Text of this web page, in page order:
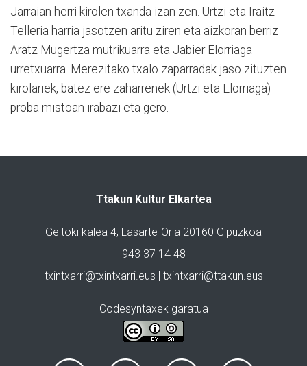
Jarraian herri kirolen txanda izan zen. Urtzi eta Iraitz
Telleria harria jasotzen aritu ziren eta aizkoran berriz
Aratz Mugertza mutrikuarra eta Jabier Elorriaga
urretxuarra. Merezitako txalo zaparradak jaso zituzten
kirolariek, batez ere zaharrenek (Urtzi eta Elorriaga)
proba mistoan irabazi eta gero.
Ttakun Kultur Elkartea
Geltoki kalea 4, Lasarte-Oria 20160 Gipuzkoa
943 37 14 48
txintxarri@txintxarri.eus | txintxarri@ttakun.eus
Codesyntaxek garatua